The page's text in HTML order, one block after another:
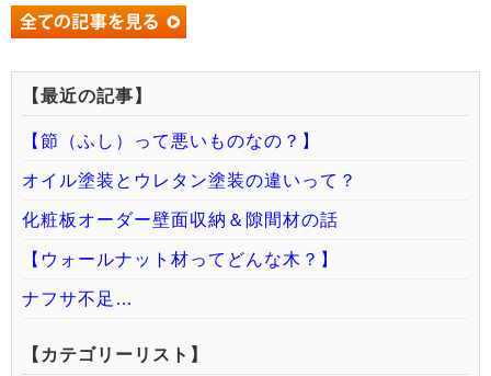
【最近の記事】
【節（ふし）って悪いものなの？】
オイル塗装とウレタン塗装の違いって？
化粧板オーダー壁面収納＆隙間材の話
【ウォールナット材ってどんな木？】
ナフサ不足…
【カテゴリーリスト】